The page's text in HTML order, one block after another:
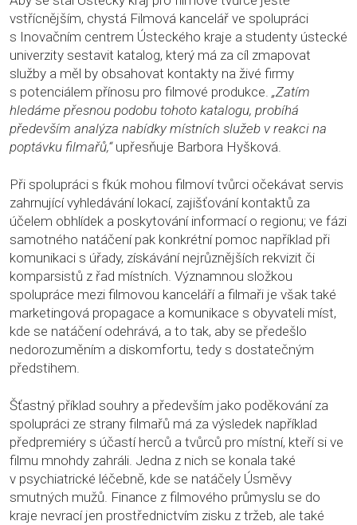
vstřícnějším, chystá Filmová kancelář ve spolupráci
s Inovačním centrem Ústeckého kraje a studenty ústecké
univerzity sestavit katalog, který má za cíl zmapovat
služby a měl by obsahovat kontakty na živé firmy
s potenciálem přínosu pro filmové produkce. „Zatím
hledáme přesnou podobu tohoto katalogu, probíhá
především analýza nabídky místních služeb v reakci na
poptávku filmařů,“upřesňuje Barbora Hyšková.
Při spolupráci s fkúk mohou filmoví tvůrci očekávat servis
zahrnující vyhledávání lokací, zajišťování kontaktů za
účelem obhlídek a poskytování informací o regionu; ve fázi
samotného natáčení pak konkrétní pomoc například při
komunikaci s úřady, získávání nejrůznějších rekvizit či
komparsistů z řad místních. Významnou složkou
spolupráce mezi filmovou kanceláří a filmaři je však také
marketingová propagace a komunikace s obyvateli míst,
kde se natáčení odehrává, a to tak, aby se předešlo
nedorozuměním a diskomfortu, tedy s dostatečným
předstihem.
Šťastný příklad souhry a především jako poděkování za
spolupráci ze strany filmařů má za výsledek například
předpremiéry s účastí herců a tvůrců pro místní, kteří si ve
filmu mnohdy zahráli. Jedna z nich se konala také
v psychiatrické léčebně, kde se natáčely Úsměvy
smutných mužů. Finance z filmového průmyslu se do
kraje nevrací jen prostřednictvím zisku z tržeb, ale také